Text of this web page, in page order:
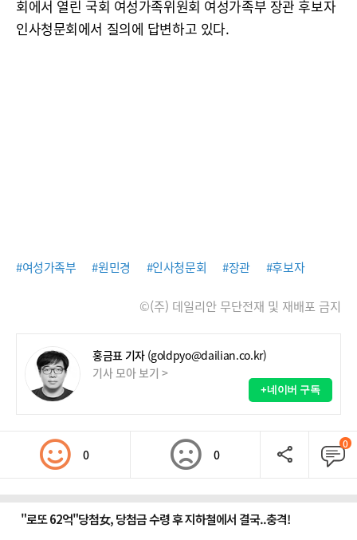
회에서 열린 국회 여성가족위원회 여성가족부 장관 후보자
인사청문회에서 질의에 답변하고 있다.
#여성가족부 #원민경 #인사청문회 #장관 #후보자
©(주) 데일리안 무단전재 및 재배포 금지
홍금표 기자 (goldpyo@dailian.co.kr)
기사 모아 보기 >
+네이버 구독
0 0
0